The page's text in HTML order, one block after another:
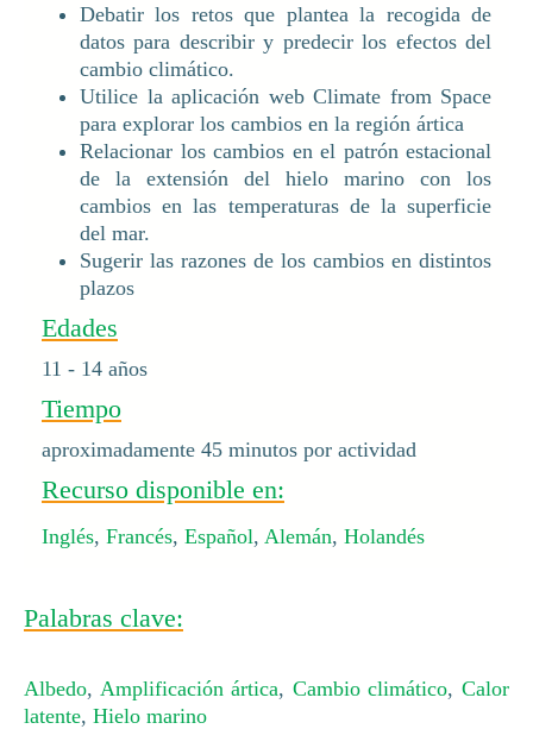
Debatir los retos que plantea la recogida de
datos para describir y predecir los efectos del
cambio climático.
Utilice la aplicación web Climate from Space
para explorar los cambios en la región ártica
Relacionar los cambios en el patrón estacional
de la extensión del hielo marino con los
cambios en las temperaturas de la superficie
del mar.
Sugerir las razones de los cambios en distintos
plazos
Edades
11 - 14 años
Tiempo
aproximadamente 45 minutos por actividad
Recurso disponible en:
Inglés, Francés, Español, Alemán, Holandés
Palabras clave:
Albedo, Amplificación ártica, Cambio climático,Calor
latente, Hielo marino